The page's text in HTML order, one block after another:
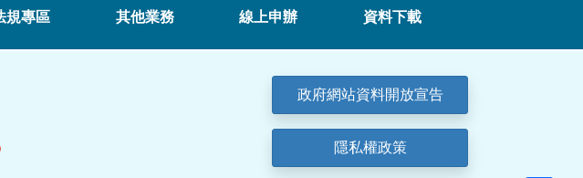
規專區 其他業務 線上申辦 資料下載
政府網站資料開放宣告
隱私權政策